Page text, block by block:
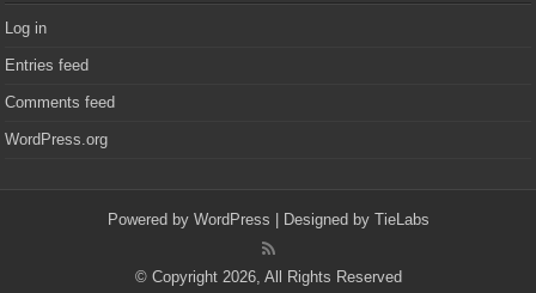
Log in
Entries feed
Comments feed
WordPress.org
Powered by WordPress | Designed by TieLabs
© Copyright 2026, All Rights Reserved